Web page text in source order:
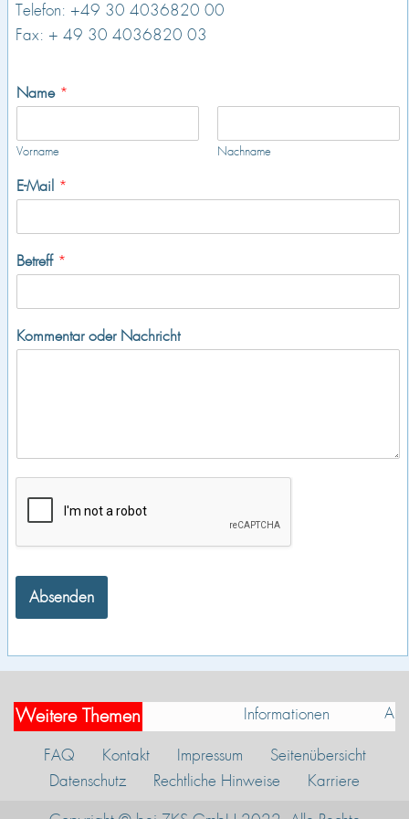
Telefon: +49 30 4036820 00
Fax: + 49 30 4036820 03
Name *
Vorname Nachname
E-Mail *
Betreff *
Kommentar oder Nachricht
Absenden
Weitere Themen Informationen
FAQ Kontakt Impressum
Seitenübersicht
Datenschutz
Rechtliche Hinweise
Karriere